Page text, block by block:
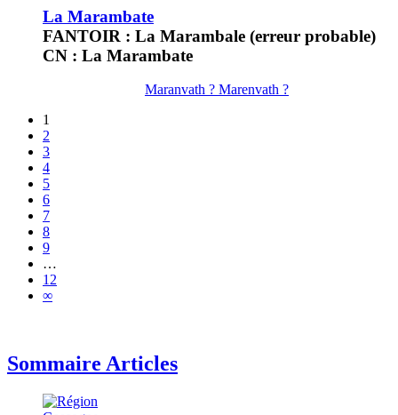
La Marambate
FANTOIR : La Marambale (erreur probable)
CN : La Marambate
Maranvath ? Marenvath ?
1
2
3
4
5
6
7
8
9
…
12
∞
Sommaire Articles